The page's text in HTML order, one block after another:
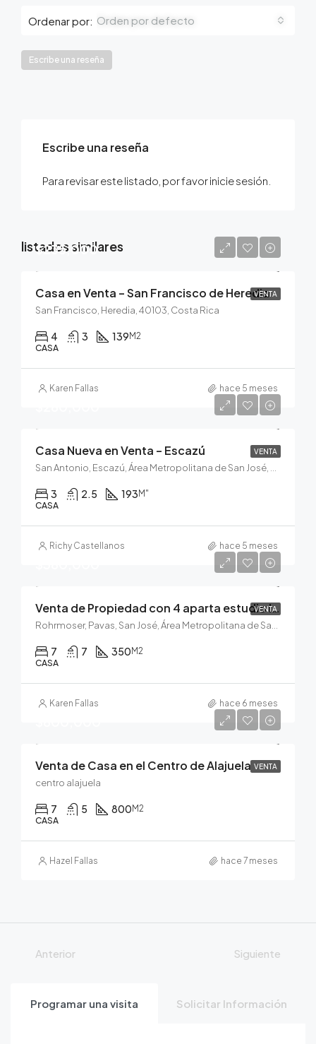
Ordenar por: Orden por defecto
Escribe una reseña
Escribe una reseña
Para revisar este listado, por favor inicie sesión.
listados similares
VENTA
$235,000
Casa en Venta – San Francisco de Heredia
San Francisco, Heredia, 40103, Costa Rica
4 3 139M2
CASA
Karen Fallas hace 5 meses
VENTA
Casa Nueva en Venta – Escazú
3 2.5 193M"
CASA
Richy Castellanos hace 5 meses
VENTAVenta de Propiedad con 4 aparta estudio Independientes y 1 casa
7 7 350M2
CASA
Karen Fallas hace 6 meses
VENTA
Venta de Casa en el Centro de Alajuela
centro alajuela
7 5 800M2
CASA
Hazel Fallas hace 7 meses
Anterior Siguiente
Programar una visita Solicitar Información